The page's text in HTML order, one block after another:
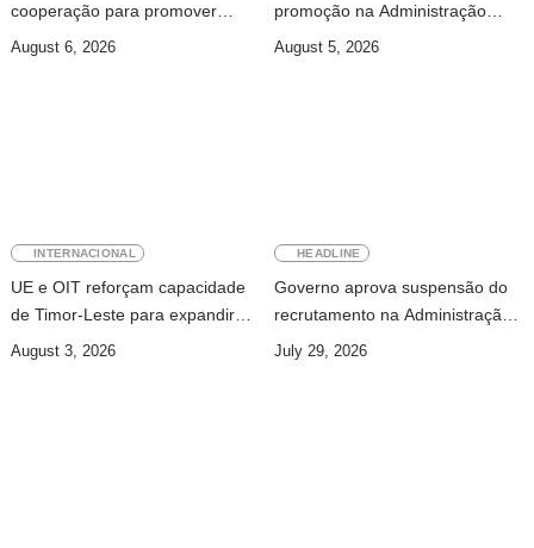
cooperação para promover
jornalismo profissional em
August 6, 2026
promoção na Administração
Pública
August 5, 2026
INTERNACIONAL
UE e OIT reforçam capacidade
de Timor-Leste para expandir
cobertura da segurança social
August 3, 2026
HEADLINE
Governo aprova suspensão do
recrutamento na Administração
Pública
July 29, 2026